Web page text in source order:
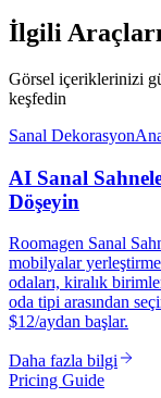
İlgili
Görsel içeriklerinizi
keşfedin
Sanal Dekorasyon
AI Sanal
Döşeyin
Roomagen Sanal
mobilyalar
odaları, kiralık
oda tipi arasından
$12/aydan başlar.
Daha fazla bilgi
Pricing Guide